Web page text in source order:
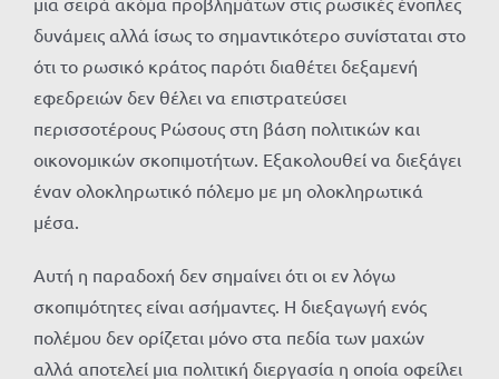
δυνάμεις αλλά ίσως το σημαντικότερο συνίσταται στο
ότι το ρωσικό κράτος παρότι διαθέτει δεξαμενή
εφεδρειών δεν θέλει να επιστρατεύσει
περισσοτέρους Ρώσους στη βάση πολιτικών και
οικονομικών σκοπιμοτήτων. Εξακολουθεί να διεξάγει
έναν ολοκληρωτικό πόλεμο με μη ολοκληρωτικά
μέσα.
Αυτή η παραδοχή δεν σημαίνει ότι οι εν λόγω
σκοπιμότητες είναι ασήμαντες. Η διεξαγωγή ενός
πολέμου δεν ορίζεται μόνο στα πεδία των μαχών
αλλά αποτελεί μια πολιτική διεργασία η οποία οφείλει